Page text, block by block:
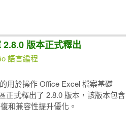
版本正式釋出
語言編程
用於操作 Office Excel 檔案基礎
正式釋出了 2.8.0 版本，該版本包含
和兼容性提升優化。